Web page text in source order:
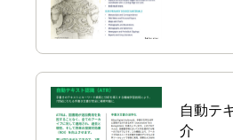
自動テ
介